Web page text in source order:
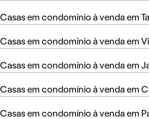
Casas em condomínio à venda em
Casas em condomínio à venda em
Casas em condomínio à venda em
Casas em condomínio à venda em
Casas em condomínio à venda em